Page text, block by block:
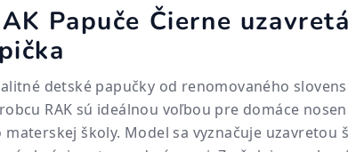
Papuče Čierne uzavretá
detské papučky od renomovaného
RAK sú ideálnou voľbou pre domáce
materskej školy. Model sa vyznačuje uzavretou